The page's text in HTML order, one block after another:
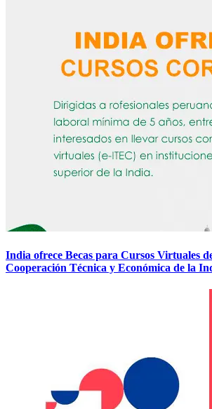
India ofrece Becas para Cursos Virtuales
Cooperación Técnica y Económica de la